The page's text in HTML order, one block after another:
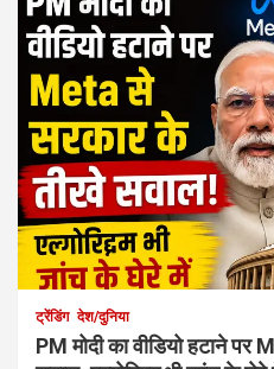
ट्रेंडिंग देश/दुनिया
PM मोदी का वीडियो हटाने